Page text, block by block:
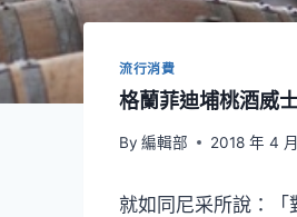
流行消費
格蘭菲迪埔桃酒威
By 編輯部 2018 年 4
就如同尼采所說：